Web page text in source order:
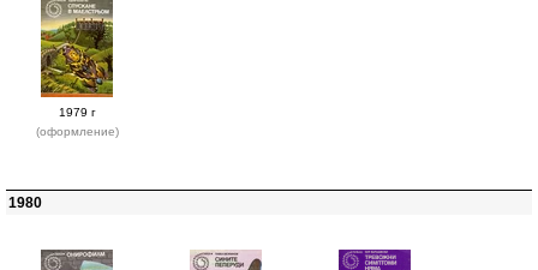
1979 г
(оформление)
1980